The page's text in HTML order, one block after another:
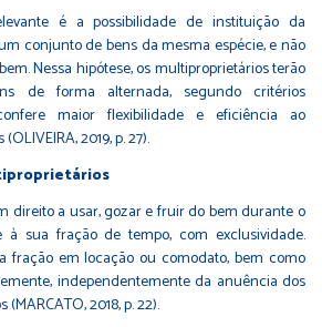
é a possibilidade de instituição da
conjunto de bens da mesma espécie, e não
Nessa hipótese, os multiproprietários terão
de forma alternada, segundo critérios
maior flexibilidade e eficiência ao
2019, p. 27).
direito a usar, gozar e fruir do bem durante o
à sua fração de tempo, com exclusividade.
fração em locação ou comodato, bem como
independentemente da anuência dos
2018, p. 22).